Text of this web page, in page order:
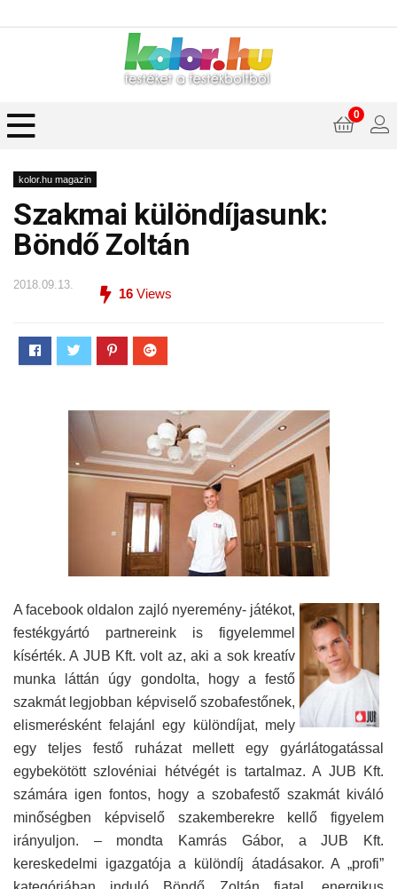
0
kolor.hu magazin
Szakmai különdíjasunk:
Böndő Zoltán
2018.09.13.
16 Views
A facebook oldalon zajló nyeremény- játékot,
festékgyártó partnereink is figyelemmel
kísérték. A JUB Kft. volt az, aki a sok kreatív
munka láttán úgy gondolta, hogy a festő
szakmát legjobban képviselő szobafestőnek,
elismerésként felajánl egy különdíjat, mely
egy teljes festő ruházat mellett egy gyárlátogatással
egybekötött szlovéniai hétvégét is tartalmaz. A JUB Kft.
számára igen fontos, hogy a szobafestő szakmát kiváló
minőségben képviselő szakemberekre kellő figyelem
irányuljon. – mondta Kamrás Gábor, a JUB Kft.
kereskedelmi igazgatója a különdíj átadásakor. A „profi”